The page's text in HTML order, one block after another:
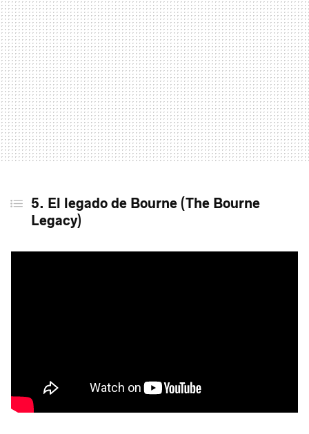
5. El legado de Bourne (The Bourne
Legacy)